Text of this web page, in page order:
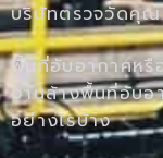
บริษัทตรวจวัดคุ
พื้นที่อับอากาศหรื
งานล้างพื้นที่อับอ
อย่างไรบ้าง